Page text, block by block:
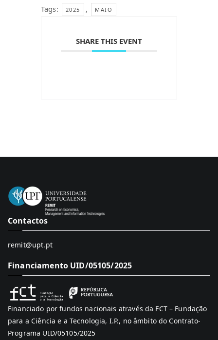
Tags: 2025 , MAIO
SHARE THIS EVENT
Contactos
remit@upt.pt
Financiamento UID/05105/2025
Financiado por fundos nacionais através da FCT – Fundação
para a Ciência e a Tecnologia, I.P., no âmbito do Contrato-
Programa UID/05105/2025